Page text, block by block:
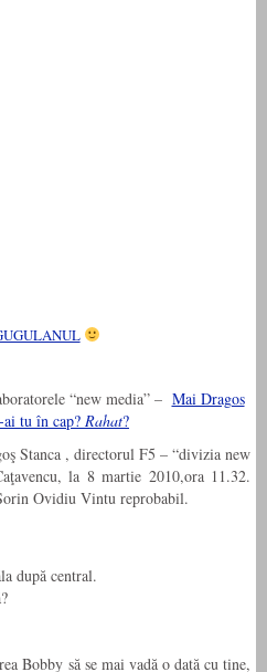
“new media” – Mai Dragos
tu în cap? Rahat?
Stanca , directorul F5 – “divizia new
la 8 martie 2010,ora 11.32.
Ovidiu Vintu reprobabil.
după central.
Bobby să se mai vadă o dată cu tine,